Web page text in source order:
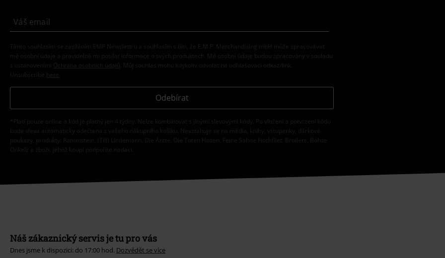
Tímto souhlasím se zasíláním EMP Newslettru a souhlasím s tím, že E.M.P. Merchandising mbH může zpracovávat
mé osobní údaje a pravidelně mi posílat informace o svých produktech. Mé osobní údaje budou zpracovány v souladu
s ustanoveními
Ochrana osobních údajů . Můj souhlas mohu kdykoliv odvolat na odhlašovací odkaz/link.
Unsubscribe here
Odebírat
*Platí pouze online a kód je platný jen 4 týdny. Nelze kombinovat s jinými slevovými kódy. Po vložení a potvrzení kódu
bude sleva automaticky odečtena z vašeho nákupního košíku. Nevztahuje se na média, knihy, vstupenky, dárkové
poukazy, produkty: Rammstein, (Till) Lindemann, Die Ärzte, Die Toten Hosen, Feine Sahne Fischfilet, Broilers, Böhse
Onkelz a zboží, jehož koupí podpoříte nadaci.
Náš zákaznický servis je tu pro vás
Dnes jsme k dispozici: do 17:00 hod. Dozvědět se více